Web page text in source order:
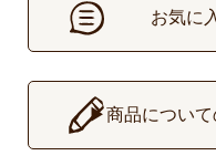
お気に
▶商品につい